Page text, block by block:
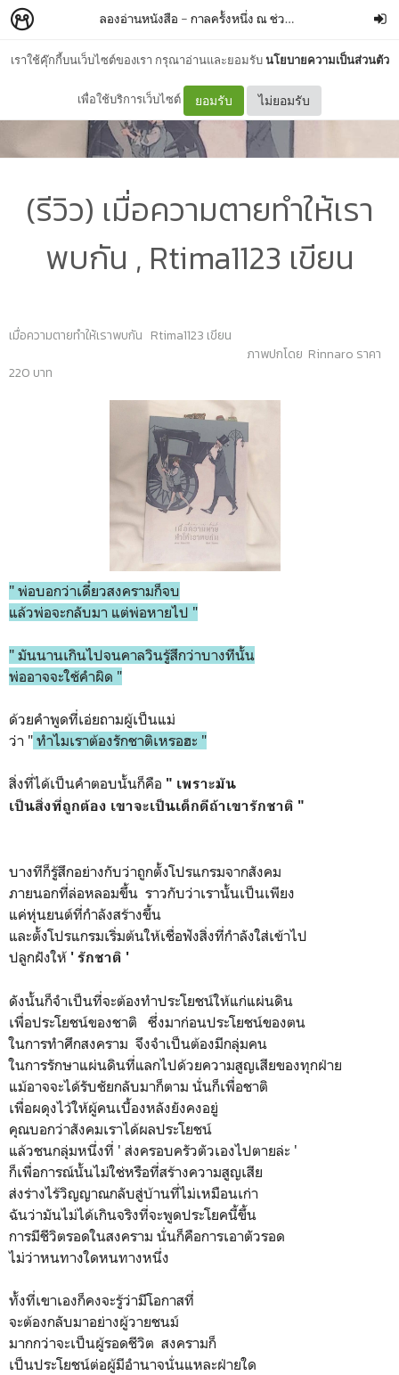
เราใช้คุ๊กกี้บนเว็บไซต์ของเรา กรุณาอ่านและยอมรับนโยบายความเป็นส่วนตัว
เพื่อใช้บริการเว็บไซต์ ยอมรับ ไม่ยอมรับ
ลองอ่านหนังสือ – กาลครั้งหนึ่ง ณ ช่วงเวลาของเรา
(รีวิว) เมื่อความตายทำให้เรา
พบกัน , Rtima1123 เขียน
เมื่อความตายทำให้เราพบกัน Rtima1123 เขียน
ภาพปกโดย Rinnaro ราคา
220 บาท
" พ่อบอกว่าเดี๋ยวสงครามก็จบ
แล้วพ่อจะกลับมา แต่พ่อหายไป​ "
" มันนานเกินไปจนคาลวินรู้สึกว่าบางทีนั้น
พ่ออาจจะใช้คำผิด "
ด้วยคำพูดที่เอ่ยถามผู้เป็นแม่
ว่า " ทำไมเราต้องรักชาติเหรอฮะ "
สิ่งที่ได้เป็นคำตอบนั้นก็คือ " เพราะมัน
เป็นสิ่งที่ถูกต้อง เขาจะเป็นเด็กดีถ้าเขารักชาติ "
บางทีก็รู้สึกอย่างกับว่าถูกตั้งโปรแกรมจากสังคม
ภายนอกที่ล่อหลอมขึ้น ราวกับว่าเรานั้นเป็นเพียง
แค่หุ่นยนต์​ที่กำลังสร้างขึ้น
และตั้งโปรแกรมเริ่มต้นให้เชื่อฟังสิ่งที่กำลังใส่เข้าไป
ปลูกฝังให้ ' รักชาติ '
ดังนั้นก็จำเป็นที่จะต้องทำประโยชน์ให้แก่แผ่นดิน
เพื่อประโยชน์ของ​ชาติ ซึ่งมาก่อนประโยชน์​ของตน
ในการทำศึกสงคราม จึงจำเป็นต้องมีกลุ่มคน
ในการรักษาแผ่นดินที่แลกไปด้วยความสูญเสียของทุกฝ่าย
แม้อาจจะได้รับชัยกลับมาก็ตาม นั่นก็เพื่อชาติ
เพื่อผดุงไว้ให้ผู้คนเบื้องหลังยังคงอยู่
คุณบอกว่าสังคมเราได้ผลประโยชน์​
แล้วชนกลุ่มหนึ่งที่ ' ส่งครอบครัวตัวเองไปตายล่ะ '
ก็เพื่อการณ์นั้นไม่ใช่หรือที่สร้างความสูญเสีย
ส่งร่างไร้วิญญาณ​กลับสู่บ้านที่ไม่เหมือนเก่า
ฉันว่ามันไม่ได้เกินจริงที่จะพูดประโยคนี้ขึ้น
การมีชีวิตรอดในสงคราม นั่นก็คือการเอาตัวรอด
ไม่ว่าหนทางใดหนทางหนึ่ง
ทั้งที่เขาเองก็คงจะรู้ว่ามีโอกาสที่
จะต้องกลับมาอย่างผู้วายชนม์
มากกว่าจะเป็นผู้รอดชีวิต สงครามก็
เป็นประโยชน์​ต่อผู้มีอำนาจนั่นแหละฝ่ายใด